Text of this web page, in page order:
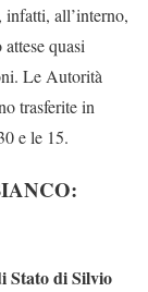
all’interno,
quasi
Le Autorità
trasferite in
e le 15.
Stato di Silvio